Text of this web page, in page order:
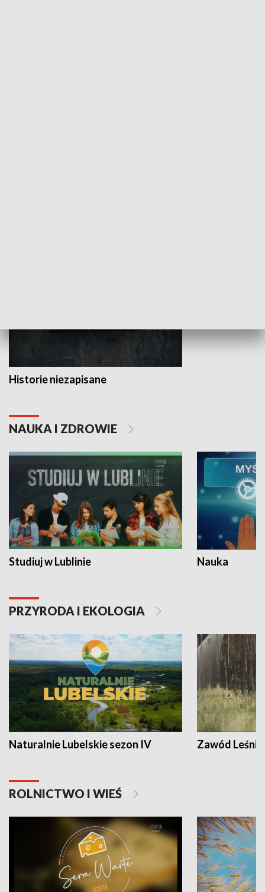
Historie niezapisane
NAUKA I ZDROWIE
Studiuj w Lublinie Nauka
PRZYRODA I EKOLOGIA
Naturalnie Lubelskie sezon IV Zawód Leśnik
ROLNICTWO I WIEŚ